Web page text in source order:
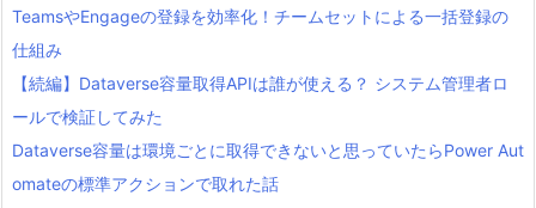
TeamsやEngageの登録を効率化！チームセットによる一括登録の
仕組み
【続編】Dataverse容量取得APIは誰が使える？ システム管理者ロ
ールで検証してみた
Dataverse容量は環境ごとに取得できないと思っていたらPower Aut
omateの標準アクションで取れた話